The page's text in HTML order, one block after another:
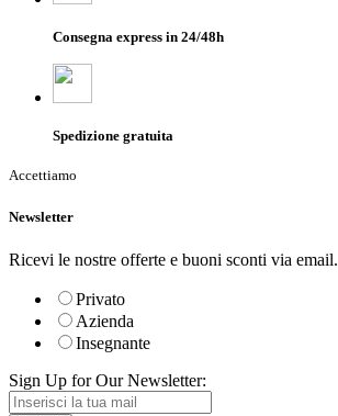
Consegna express in 24/48h
Spedizione gratuita
Accettiamo
Newsletter
Ricevi le nostre offerte e buoni sconti via email.
Privato
Azienda
Insegnante
Sign Up for Our Newsletter: